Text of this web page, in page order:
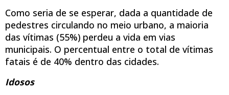
Como seria de se esperar, dada a quantidade de
pedestres circulando no meio urbano, a maioria
das vítimas (55%) perdeu a vida em vias
municipais. O percentual entre o total de vítimas
fatais é de 40% dentro das cidades.
Idosos